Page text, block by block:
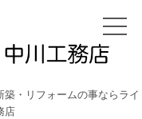
・リフォームの事ならライ
店